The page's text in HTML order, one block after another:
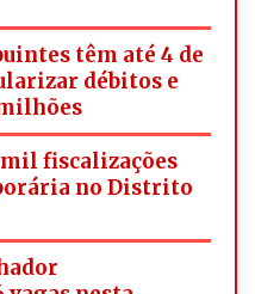
têm até 4 de
débitos e
mil fiscalizações
no Distrito